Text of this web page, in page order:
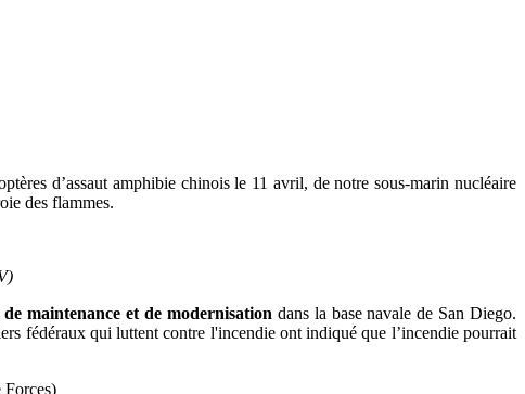
d’assaut amphibie chinois le 11 avril, de notre sous-marin nucléaire
des flammes.
maintenance et de modernisation dans la base navale de San Diego.
fédéraux qui luttent contre l'incendie ont indiqué que l’incendie pourrait